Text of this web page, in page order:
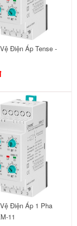
Điện Áp Tense -
Điện Áp 1 Pha
11